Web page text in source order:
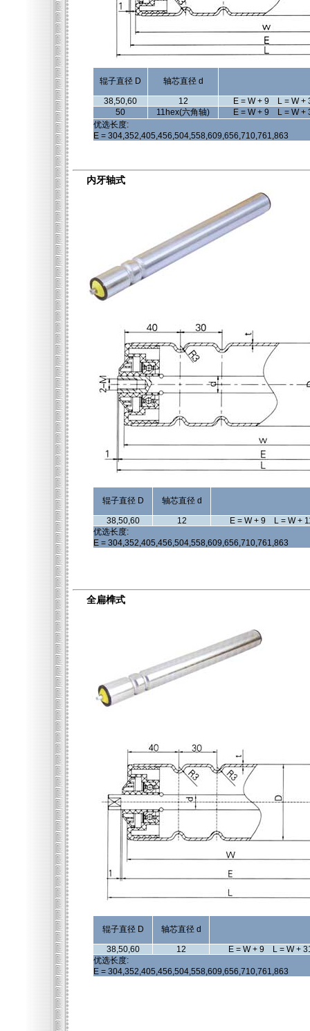
辊子直径 D 轴芯直径 d
38,50,60 12
E = W + 9 L = W +
50
11hex(六角轴)
E = W + 9 L = W +
优选长度:
E = 304,352,405,456,504,558,609,656,710,761,863
内牙轴式
辊子直径 D 轴芯直径 d
38,50,60 12
E = W + 9 L = W +
优选长度:
E = 304,352,405,456,504,558,609,656,710,761,863
全扁榫式
辊子直径 D 轴芯直径 d
38,50,60 12
E = W + 9 L = W +
优选长度:
E = 304,352,405,456,504,558,609,656,710,761,863